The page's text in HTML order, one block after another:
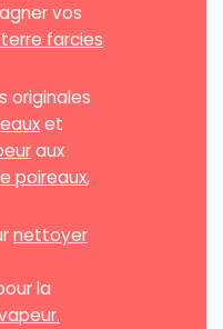
vos
farcies
originales
et
aux
poireaux,
nettoyer
la